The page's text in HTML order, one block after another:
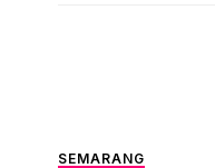
SEMARANG